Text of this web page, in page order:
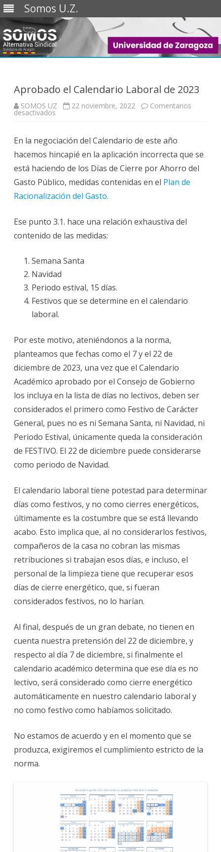
Somos U.Z.
Saltar
Aprobado el Calendario Laboral de 2023
SOMOS UZ 22 noviembre, 2022 Comentarios
desactivados
Laboral
de
2023
En la negociación del Calendario de este año
hacemos hincapié en la aplicación incorrecta que se
está haciendo de los Días de Cierre por Ahorro del
Gasto Público, medidas contenidas en el Plan de
Racionalización del Gasto.
Ese punto 3.1. hace una relación exhaustiva del
contenido de las medidas:
Semana Santa
Navidad
Periodo estival, 15 días.
Festivos que se determine en el calendario
laboral.
Por este motivo, ateniéndonos a la norma,
planteamos que fechas como el 7 y el 22 de
diciembre de 2023, una vez que el Calendario
Académico aprobado por el Consejo de Gobierno
los incluya en la lista de días no lectivos, deben ser
considerados el primero como Festivo de Carácter
General, pues no es ni Semana Santa, ni Navidad, ni
Periodo Estival, únicamente queda la consideración
de FESTIVO. El 22 de diciembre puede considerarse
como periodo de Navidad.
El calendario laboral tiene potestad para determinar
días como festivos, y no como cierres energéticos,
últimamente es la costumbre que se está llevando
acabo. Esto implica que, al no considerarlos festivos,
compañeros de la casa no cobran las mismas
retribuciones si trabajan esos días, e incluso, el
personal de la limpieza tiene que recuperar esos
días de cierre energético, que, si fueran
considerados festivos, no lo harían.
Al final, después de un gran debate, no tienen en
cuenta nuestra pretensión del 22 de diciembre, y
respecto al día 7 de diciembre, si finalmente el
calendario académico determina que ese día es no
lectivo, será considerado como cierre energético
automáticamente en nuestro calendario laboral y
no como festivo como habíamos solicitado.
No estamos de acuerdo y en el momento que se
produzca, exigiremos el cumplimiento estricto de la
norma.